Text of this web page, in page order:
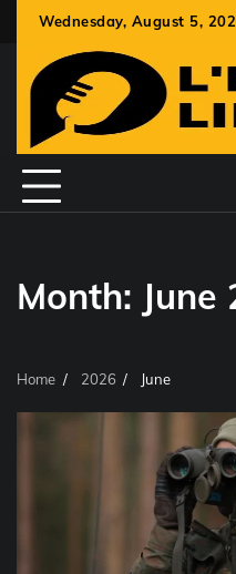
content
Wednesday, August 5,
Month: June
Home 2026 June